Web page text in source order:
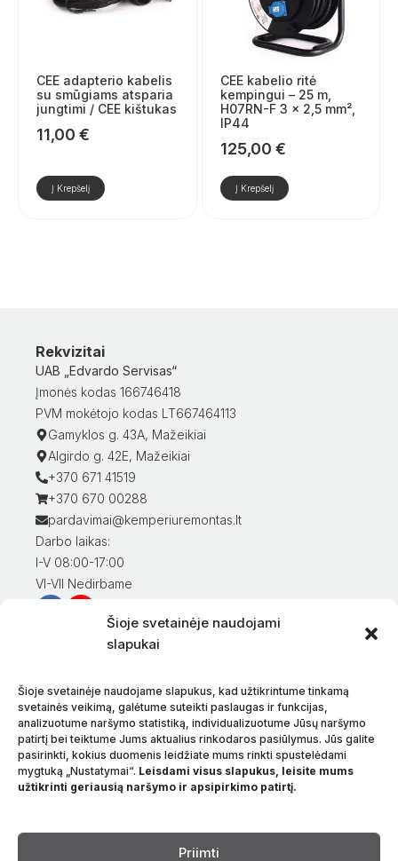
Šioje svetainėje naudojami
slapukai
Šioje svetainėje naudojame slapukus, kad užtikrintume tinkamą
svetainės veikimą, galėtume suteikti paslaugas ir funkcijas,
analizuotume naršymo statistiką, individualizuotume Jūsų naršymo
patirtį bei teiktume Jums aktualius rinkodaros pasiūlymus. Jūs galite
pasirinkti, kokius duomenis leidžiate mums rinkti spustelėdami
mygtuką „Nustatymai“. Leisdami visus slapukus, leisite mums
užtikrinti geriausią naršymo ir apsipirkimo patirtį.
Priimti
CEE adapterio kabelis
su smūgiams atsparia
jungtimi / CEE kištukas
11,00 €
Į Krepšelį
CEE kabelio ritė
kempingui – 25 m,
H07RN-F 3 x 2,5 mm²,
IP44
125,00 €
Į Krepšelį
Rekvizitai
UAB „Edvardo Servisas“
Įmonės kodas 166746418
PVM mokėtojo kodas LT667464113
Gamyklos g. 43A, Mažeikiai
Algirdo g. 42E, Mažeikiai
+370 671 41519
+370 670 00288
pardavimai@kemperiuremontas.lt
Darbo laikas:
I-V 08:00-17:00
VI-VII Nedirbame
Informacija klientams
Prekių pristatymas
Prekių grąžinimas
Sąlygos ir taisyklės
Privatumo politika
Apie mus
Kalba